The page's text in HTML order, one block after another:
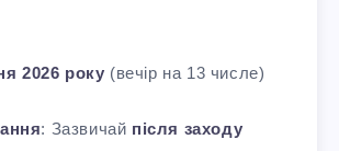
2026 року (вечір на 13 числе)
: Зазвичай після заходу